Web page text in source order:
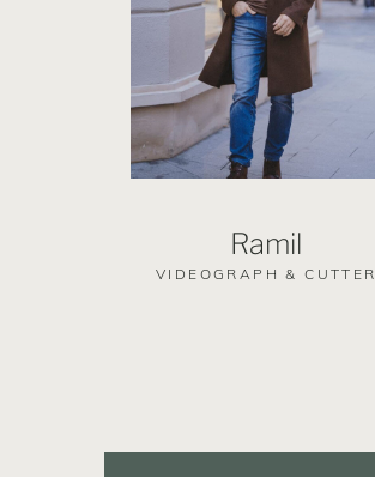
Ramil
VIDEOGRAPH & CUTTER